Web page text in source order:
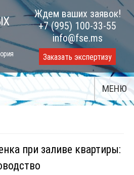
Ждем ваших заявок!
+7 (995) 100-33-55
info@fse.ms
Заказать экспертизу
МЕНЮ
при заливе квартиры: